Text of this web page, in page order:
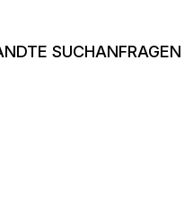
SUCHANFRAGEN